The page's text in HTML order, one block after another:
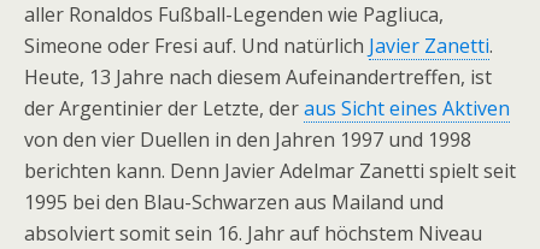
aller Ronaldos Fußball-Legenden wie Pagliuca,
Simeone oder Fresi auf. Und natürlich Javier Zanetti.
Heute, 13 Jahre nach diesem Aufeinandertreffen, ist
der Argentinier der Letzte, deraus Sicht eines Aktiven
von den vier Duellen in den Jahren 1997 und 1998
berichten kann. Denn Javier Adelmar Zanetti spielt seit
1995 bei den Blau-Schwarzen aus Mailand und
absolviert somit sein 16. Jahr auf höchstem Niveau